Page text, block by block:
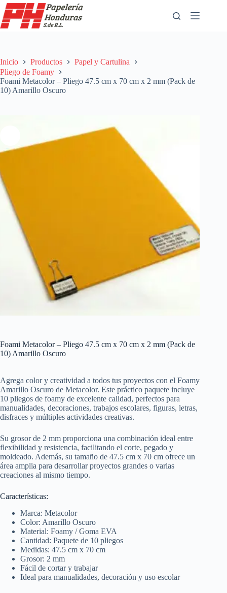
Saltar
al
contenido
Inicio Productos
Papel y Cartulina
Pliego de Foamy
Foami Metacolor – Pliego 47.5 cm x 70 cm x 2 mm (Pack de
10) Amarillo Oscuro
Foami Metacolor – Pliego 47.5 cm x 70 cm x 2 mm (Pack de
10) Amarillo Oscuro
Agrega color y creatividad a todos tus proyectos con el Foamy
Amarillo Oscuro de Metacolor. Este práctico paquete incluye
10 pliegos de foamy de excelente calidad, perfectos para
manualidades, decoraciones, trabajos escolares, figuras, letras,
disfraces y múltiples actividades creativas.
Su grosor de 2 mm proporciona una combinación ideal entre
flexibilidad y resistencia, facilitando el corte, pegado y
moldeado. Además, su tamaño de 47.5 cm x 70 cm ofrece un
área amplia para desarrollar proyectos grandes o varias
creaciones al mismo tiempo.
Características:
Marca: Metacolor
Color: Amarillo Oscuro
Material: Foamy / Goma EVA
Cantidad: Paquete de 10 pliegos
Medidas: 47.5 cm x 70 cm
Grosor: 2 mm
Fácil de cortar y trabajar
Ideal para manualidades, decoración y uso escolar